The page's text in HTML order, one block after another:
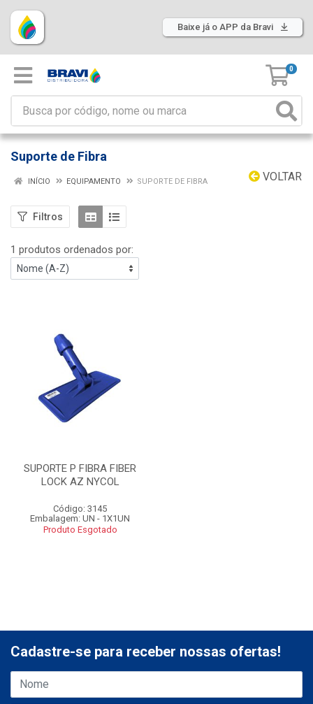
Baixe já o APP da Bravi
0
Suporte de Fibra
VOLTAR
INÍCIO EQUIPAMENTO SUPORTE DE FIBRA
Filtros
1 produtos ordenados por:
SUPORTE P FIBRA FIBER
LOCK AZ NYCOL
Código: 3145
Embalagem: UN - 1X1UN
Produto Esgotado
Cadastre-se para receber nossas ofertas!